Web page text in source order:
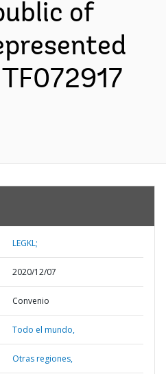
of
LEGKL;
2020/12/07
Convenio
Todo el mundo,
Otras regiones,